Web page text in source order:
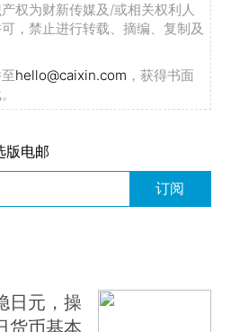
权为财新传媒及/或相关权利人
，禁止进行转载、摘编、复制及
hello@caixin.com ，获得书面
版电邮
订阅
日元，操
货币基本